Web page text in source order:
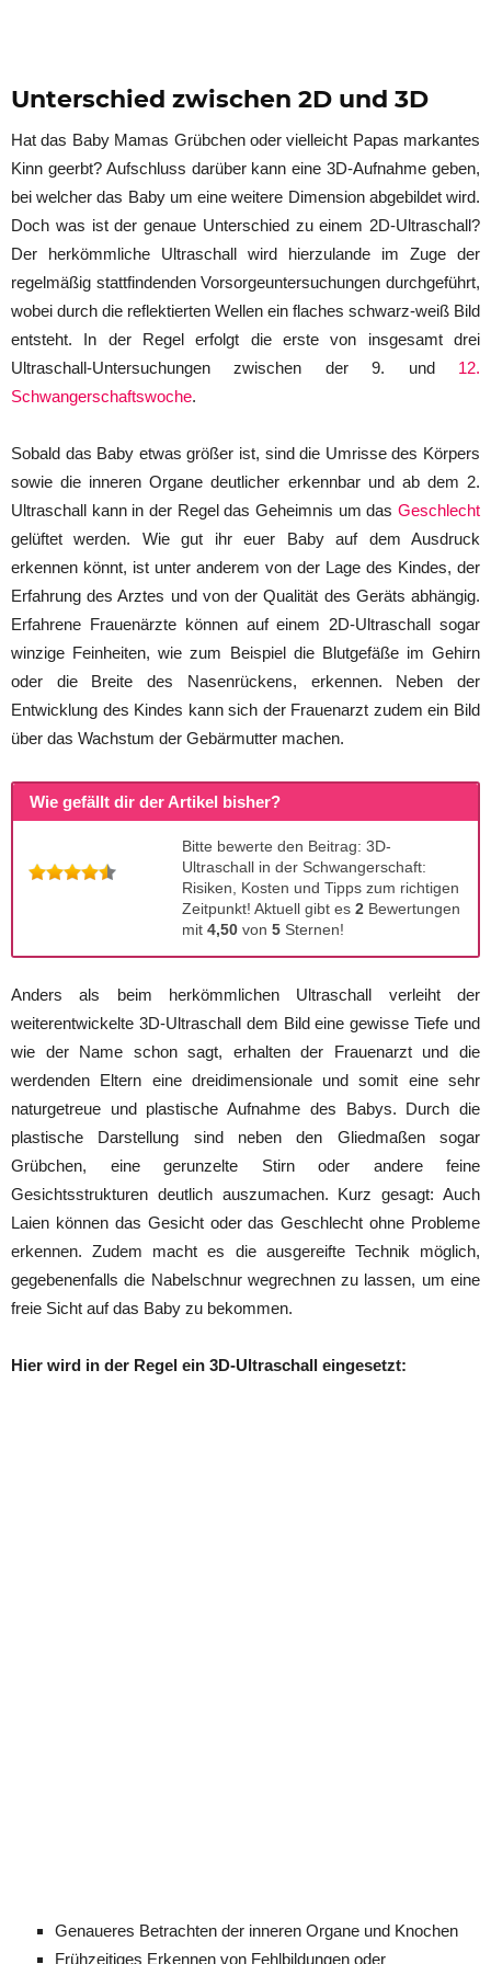
Unterschied zwischen 2D und 3D
Hat das Baby Mamas Grübchen oder vielleicht Papas markantes
Kinn geerbt? Aufschluss darüber kann eine 3D-Aufnahme geben,
bei welcher das Baby um eine weitere Dimension abgebildet wird.
Doch was ist der genaue Unterschied zu einem 2D-Ultraschall?
Der herkömmliche Ultraschall wird hierzulande im Zuge der
regelmäßig stattfindenden Vorsorgeuntersuchungen durchgeführt,
wobei durch die reflektierten Wellen ein flaches schwarz-weiß Bild
entsteht. In der Regel erfolgt die erste von insgesamt drei
Ultraschall-Untersuchungen zwischen der 9. und 12.
Schwangerschaftswoche.
Sobald das Baby etwas größer ist, sind die Umrisse des Körpers
sowie die inneren Organe deutlicher erkennbar und ab dem 2.
Ultraschall kann in der Regel das Geheimnis um das Geschlecht
gelüftet werden. Wie gut ihr euer Baby auf dem Ausdruck
erkennen könnt, ist unter anderem von der Lage des Kindes, der
Erfahrung des Arztes und von der Qualität des Geräts abhängig.
Erfahrene Frauenärzte können auf einem 2D-Ultraschall sogar
winzige Feinheiten, wie zum Beispiel die Blutgefäße im Gehirn
oder die Breite des Nasenrückens, erkennen. Neben der
Entwicklung des Kindes kann sich der Frauenarzt zudem ein Bild
über das Wachstum der Gebärmutter machen.
Wie gefällt dir der Artikel bisher?
Bitte bewerte den Beitrag: 3D-
Ultraschall in der Schwangerschaft:
Risiken, Kosten und Tipps zum richtigen
Zeitpunkt! Aktuell gibt es 2 Bewertungen
mit 4,50 von 5 Sternen!
Anders als beim herkömmlichen Ultraschall verleiht der
weiterentwickelte 3D-Ultraschall dem Bild eine gewisse Tiefe und
wie der Name schon sagt, erhalten der Frauenarzt und die
werdenden Eltern eine dreidimensionale und somit eine sehr
naturgetreue und plastische Aufnahme des Babys. Durch die
plastische Darstellung sind neben den Gliedmaßen sogar
Grübchen, eine gerunzelte Stirn oder andere feine
Gesichtsstrukturen deutlich auszumachen. Kurz gesagt: Auch
Laien können das Gesicht oder das Geschlecht ohne Probleme
erkennen. Zudem macht es die ausgereifte Technik möglich,
gegebenenfalls die Nabelschnur wegrechnen zu lassen, um eine
freie Sicht auf das Baby zu bekommen.
Hier wird in der Regel ein 3D-Ultraschall eingesetzt:
Genaueres Betrachten der inneren Organe und Knochen
Frühzeitiges Erkennen von Fehlbildungen oder